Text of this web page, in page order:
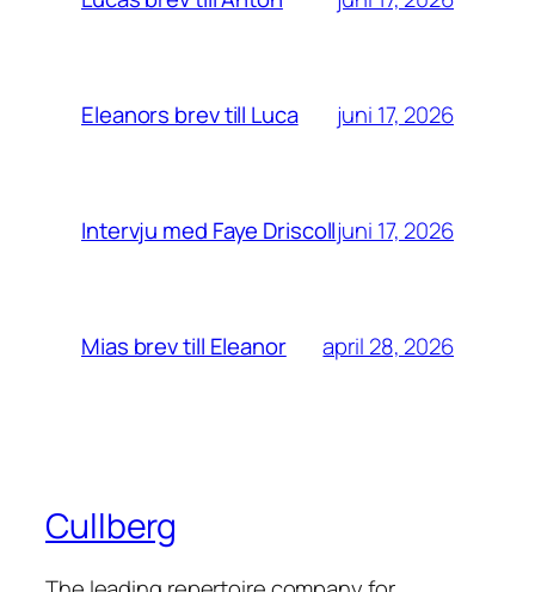
Eleanors brev till Luca juni 17, 2026
Intervju med Faye Driscolljuni 17, 2026
Mias brev till Eleanor april 28, 2026
Cullberg